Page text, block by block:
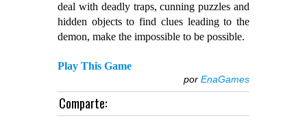
deal with deadly traps, cunning puzzles and
hidden objects to find clues leading to the
demon, make the impossible to be possible.
Play This Game
por EnaGames
Comparte: